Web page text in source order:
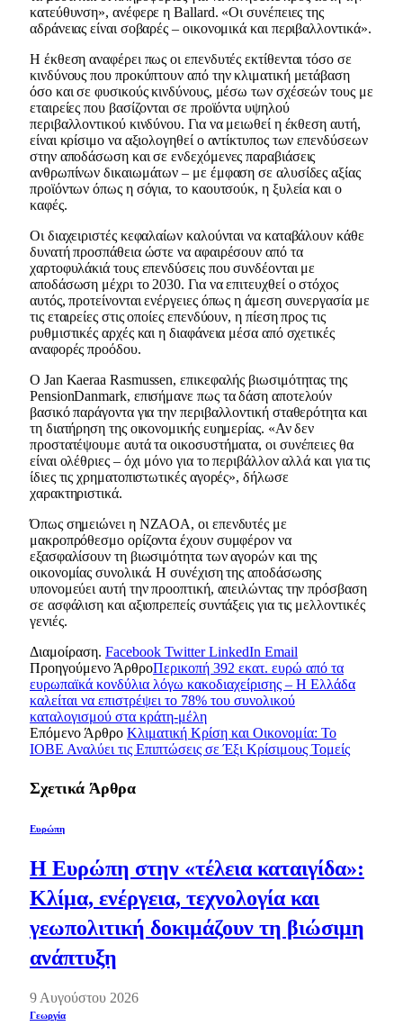
κατεύθυνση», ανέφερε η Ballard. «Οι συνέπειες της
αδράνειας είναι σοβαρές – οικονομικά και περιβαλλοντικά».
Η έκθεση αναφέρει πως οι επενδυτές εκτίθενται τόσο σε
κινδύνους που προκύπτουν από την κλιματική μετάβαση
όσο και σε φυσικούς κινδύνους, μέσω των σχέσεών τους με
εταιρείες που βασίζονται σε προϊόντα υψηλού
περιβαλλοντικού κινδύνου. Για να μειωθεί η έκθεση αυτή,
είναι κρίσιμο να αξιολογηθεί ο αντίκτυπος των επενδύσεων
στην αποδάσωση και σε ενδεχόμενες παραβιάσεις
ανθρωπίνων δικαιωμάτων – με έμφαση σε αλυσίδες αξίας
προϊόντων όπως η σόγια, το καουτσούκ, η ξυλεία και ο
καφές.
Οι διαχειριστές κεφαλαίων καλούνται να καταβάλουν κάθε
δυνατή προσπάθεια ώστε να αφαιρέσουν από τα
χαρτοφυλάκιά τους επενδύσεις που συνδέονται με
αποδάσωση μέχρι το 2030. Για να επιτευχθεί ο στόχος
αυτός, προτείνονται ενέργειες όπως η άμεση συνεργασία με
τις εταιρείες στις οποίες επενδύουν, η πίεση προς τις
ρυθμιστικές αρχές και η διαφάνεια μέσα από σχετικές
αναφορές προόδου.
Ο Jan Kaeraa Rasmussen, επικεφαλής βιωσιμότητας της
PensionDanmark, επισήμανε πως τα δάση αποτελούν
βασικό παράγοντα για την περιβαλλοντική σταθερότητα και
τη διατήρηση της οικονομικής ευημερίας. «Αν δεν
προστατέψουμε αυτά τα οικοσυστήματα, οι συνέπειες θα
είναι ολέθριες – όχι μόνο για το περιβάλλον αλλά και για τις
ίδιες τις χρηματοπιστωτικές αγορές», δήλωσε
χαρακτηριστικά.
Όπως σημειώνει η NZAOA, οι επενδυτές με
μακροπρόθεσμο ορίζοντα έχουν συμφέρον να
εξασφαλίσουν τη βιωσιμότητα των αγορών και της
οικονομίας συνολικά. Η συνέχιση της αποδάσωσης
υπονομεύει αυτή την προοπτική, απειλώντας την πρόσβαση
σε ασφάλιση και αξιοπρεπείς συντάξεις για τις μελλοντικές
γενιές.
Διαμοίραση. Facebook Twitter LinkedIn Email
Προηγούμενο ΆρθροΠερικοπή 392 εκατ. ευρώ από τα
ευρωπαϊκά κονδύλια λόγω κακοδιαχείρισης – Η Ελλάδα
καλείται να επιστρέψει το 78% του συνολικού
καταλογισμού στα κράτη-μέλη
Επόμενο Άρθρο Κλιματική Κρίση και Οικονομία: Το
ΙΟΒΕ Αναλύει τις Επιπτώσεις σε Έξι Κρίσιμους Τομείς
Σχετικά Άρθρα
Ευρώπη
Η Ευρώπη στην «τέλεια καταιγίδα»:
Κλίμα, ενέργεια, τεχνολογία και
γεωπολιτική δοκιμάζουν τη βιώσιμη
ανάπτυξη
9 Αυγούστου 2026
Γεωργία